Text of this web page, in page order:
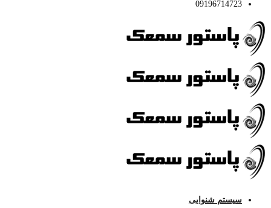
09196714723
سیستم شنوایی